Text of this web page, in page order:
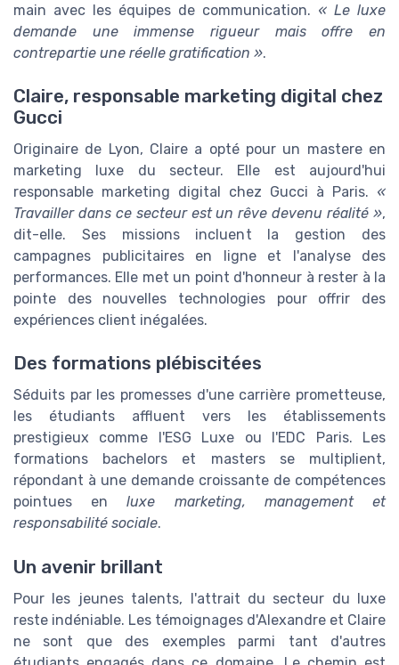
main avec les équipes de communication. « Le luxe
demande une immense rigueur mais offre en
contrepartie une réelle gratification ».
Claire, responsable marketing digital chez
Gucci
Originaire de Lyon, Claire a opté pour un mastere en
marketing luxe du secteur. Elle est aujourd'hui
responsable marketing digital chez Gucci à Paris. «
Travailler dans ce secteur est un rêve devenu réalité »,
dit-elle. Ses missions incluent la gestion des
campagnes publicitaires en ligne et l'analyse des
performances. Elle met un point d'honneur à rester à la
pointe des nouvelles technologies pour offrir des
expériences client inégalées.
Des formations plébiscitées
Séduits par les promesses d'une carrière prometteuse,
les étudiants affluent vers les établissements
prestigieux comme l'ESG Luxe ou l'EDC Paris. Les
formations bachelors et masters se multiplient,
répondant à une demande croissante de compétences
pointues enluxe marketing, management et
responsabilité sociale.
Un avenir brillant
Pour les jeunes talents, l'attrait du secteur du luxe
reste indéniable. Les témoignages d'Alexandre et Claire
ne sont que des exemples parmi tant d'autres